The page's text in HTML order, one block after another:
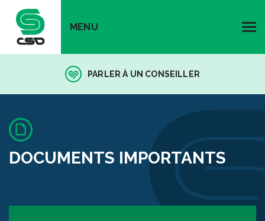
MENU
PARLER À UN CONSEILLER
DOCUMENTS IMPORTANTS